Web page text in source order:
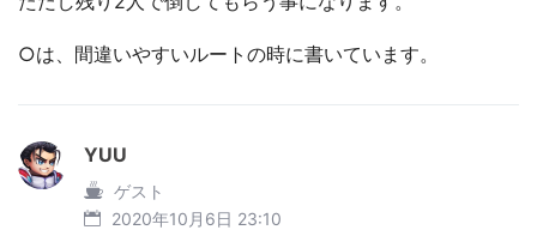
○は、間違いやすいルートの時に書いています。
YUU
ゲスト
2020年10月6日 23:10